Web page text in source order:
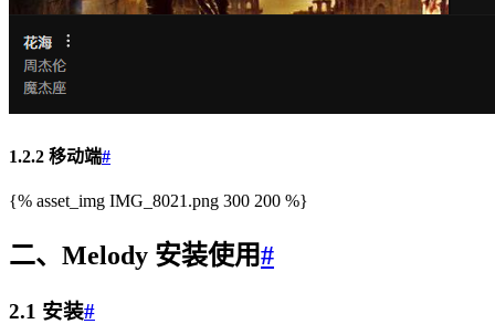
1.2.2 移动端#
{% asset_img IMG_8021.png 300 200 %}
二、Melody 安装使用#
2.1 安装#